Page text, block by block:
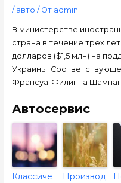
/ авто / От admin
В министерстве
страна в течение трех
долларов ($1,5 млн) на
Украины.
Франсуа-Филиппа
Автосервис
Классиче
Производ